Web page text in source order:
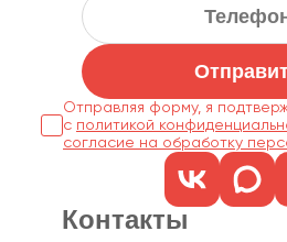
Отправляя форму, я
с политикой
согласие на обработку
Контакты